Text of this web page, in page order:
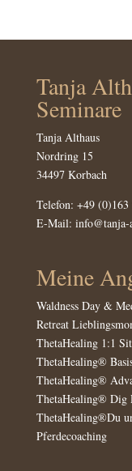
Tanja
Seminare
Tanja Althaus
Nordring 15
34497 Korbach
Telefon: +49 (0)163
E-Mail: info@tanja-
Meine
Waldness Day &
Retreat
ThetaHealing 1:1
ThetaHealing®
ThetaHealing®
ThetaHealing® Dig
ThetaHealing®Du
Pferdecoaching